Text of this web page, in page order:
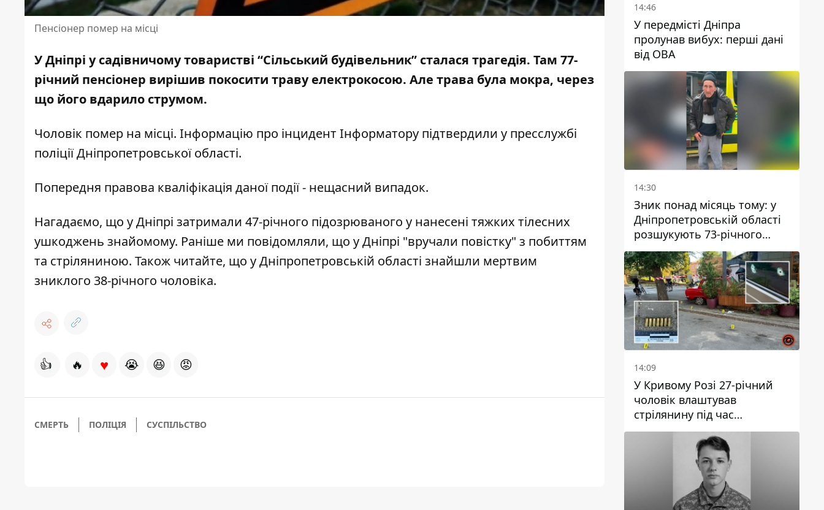
Пенсіонер помер на місці
У Дніпрі у садівничому товаристві “Сільський будівельник” сталася трагедія. Там 77-
річний пенсіонер вирішив покосити траву електрокосою. Але трава була мокра, через
що його вдарило струмом.
Чоловік помер на місці. Інформацію про інцидент Інформатору підтвердили у пресслужбі
поліції Дніпропетровської області.
Попередня правова кваліфікація даної події - нещасний випадок.
Нагадаємо, що у Дніпрі затримали 47-річного підозрюваного у нанесені тяжких тілесних
ушкоджень знайомому. Раніше ми повідомляли, що у Дніпрі "вручали повістку" з побиттям
та стріляниною. Також читайте, що у Дніпропетровській області знайшли мертвим
зниклого 38-річного чоловіка.
👍 🔥 ♥ 😭 😆 😡
СМЕРТЬ ПОЛІЦІЯ СУСПІЛЬСТВО
14:46
У передмісті Дніпра
пролунав вибух: перші дані
від ОВА
14:30
Зник понад місяць тому: у
Дніпропетровській області
розшукують 73-річного
чоловіка
14:09
У Кривому Розі 27-річний
чоловік влаштував
стрілянину під час
конфлікту: є поранений